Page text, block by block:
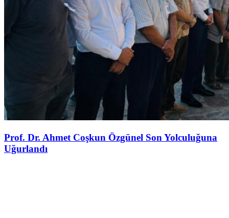
Prof. Dr. Ahmet Coşkun Özgünel Son Yolculuğuna
Uğurlandı